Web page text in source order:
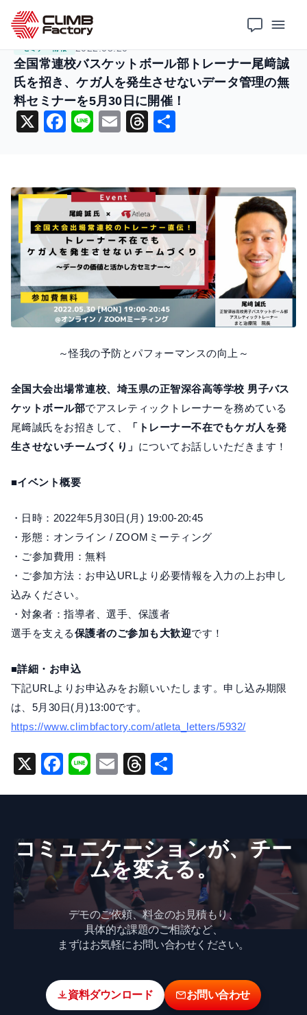
ホーム
セミナー情報 2022.05.20
全国常連校バスケットボール部トレーナー尾﨑誠
氏を招き、ケガ人を発生させないデータ管理の無
料セミナーを5月30日に開催！
X
F
e
b
o
o
k
Li
E
l
T
a
d
s
～怪我の予防とパフォーマンスの向上～
全国大会出場常連校、埼玉県の正智深谷高等学校 男子バス
ケットボール部でアスレティックトレーナーを務めている
尾﨑誠氏をお招きして、
「トレーナー不在でもケガ人を発
生させないチームづくり」 についてお話しいただきます！
■イベント概要
・日時：2022年5月30日(月) 19:00-20:45
・形態：オンライン / ZOOMミーティング
・ご参加費用：無料
・ご参加方法：お申込URLより必要情報を入力の上お申し
込みください。
・対象者：指導者、選手、保護者
選手を支える保護者のご参加も大歓迎です！
■詳細・お申込
下記URLよりお申込みをお願いいたします。申し込み期限
は、5月30日(月)13:00です。
https://www.climbfactory.com/atleta_letters/5932/
X
F
b
o
o
k
Li
E
T
d
s
コミュニケーションが、​チー
ムを​変える。
デモのご依頼、料金のお見積もり、
具体的な課題のご相談など、
まずはお気軽にお問い合わせください。
資料ダウンロード お問い合わせ